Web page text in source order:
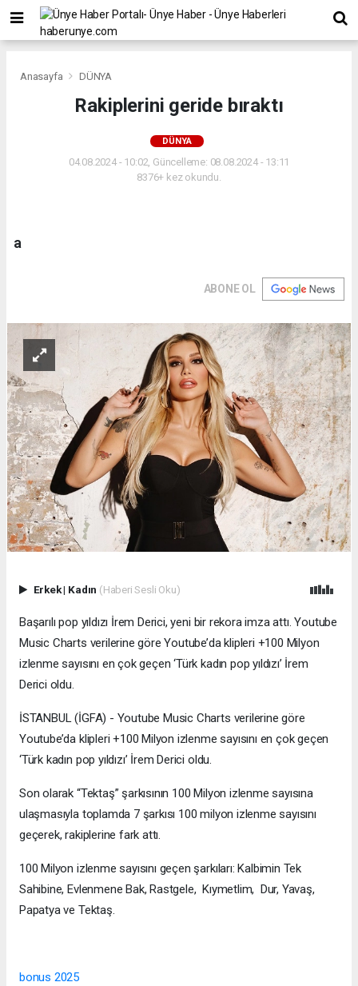
Anasayfa DÜNYA
Rakiplerini geride bıraktı
DÜNYA
04.08.2024 - 10:02, Güncelleme: 08.08.2024 - 13:11
8376+ kez okundu.
a
ABONE OL
Erkek| Kadın (Haberi Sesli Oku)
Başarılı pop yıldızı İrem Derici, yeni bir rekora imza attı. Youtube
Music Charts verilerine göre Youtube’da klipleri +100 Milyon
izlenme sayısını en çok geçen ‘Türk kadın pop yıldızı’ İrem
Derici oldu.
İSTANBUL (İGFA) - Youtube Music Charts verilerine göre
Youtube’da klipleri +100 Milyon izlenme sayısını en çok geçen
‘Türk kadın pop yıldızı’ İrem Derici oldu.
Son olarak “Tektaş” şarkısının 100 Milyon izlenme sayısına
ulaşmasıyla toplamda 7 şarkısı 100 milyon izlenme sayısını
geçerek, rakiplerine fark attı.
100 Milyon izlenme sayısını geçen şarkıları: Kalbimin Tek
Sahibine, Evlenmene Bak, Rastgele, Kıymetlim, Dur, Yavaş,
Papatya ve Tektaş.
bonus 2025